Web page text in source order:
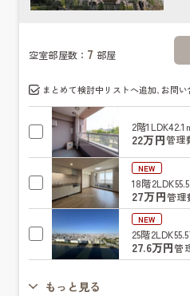
空室部屋数： 7 部屋
まとめて検討中リストへ追加､お問
2階1LDK42.1
22万円管理
NEW
18階2LDK
27万円管理
NEW
25階2LDK
27.6万円管
もっと見る